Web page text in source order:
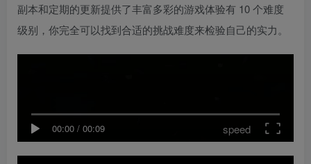
副本和定期的更新提供了丰富多彩的游戏体验有 10 个难度
级别，你完全可以找到合适的挑战难度来检验自己的实力。
00:00 / 00:09 speed